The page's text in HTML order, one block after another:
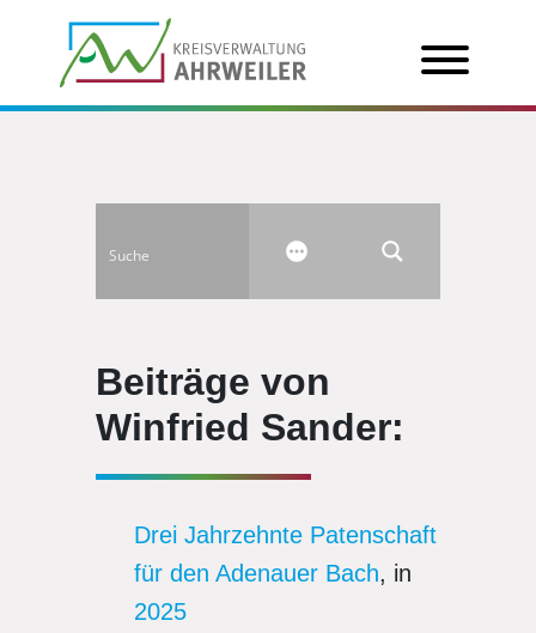
Beiträge von
Winfried Sander:
Drei Jahrzehnte Patenschaft
für den Adenauer Bach, in
2025